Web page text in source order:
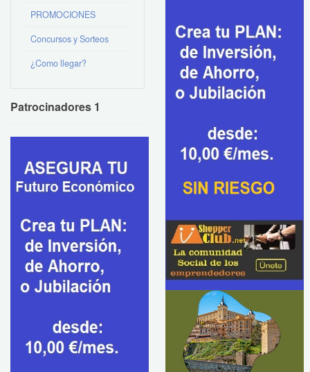
PROMOCIONES
Concursos y Sorteos
¿Como llegar?
Patrocinadores 1